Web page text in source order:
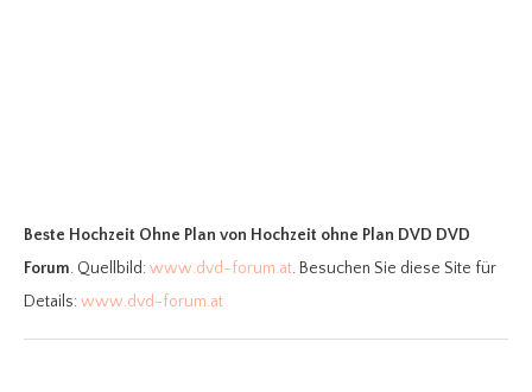
Beste Hochzeit Ohne Plan von Hochzeit ohne Plan DVD DVD
Forum. Quellbild:www.dvd-forum.at. Besuchen Sie diese Site für
Details:www.dvd-forum.at